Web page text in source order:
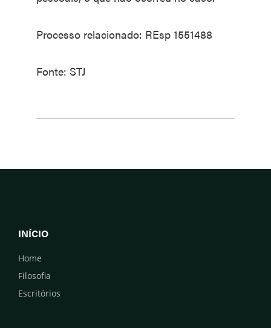
Processo relacionado: REsp 1551488
Fonte: STJ
INÍCIO
Home
Filosofia
Escritórios